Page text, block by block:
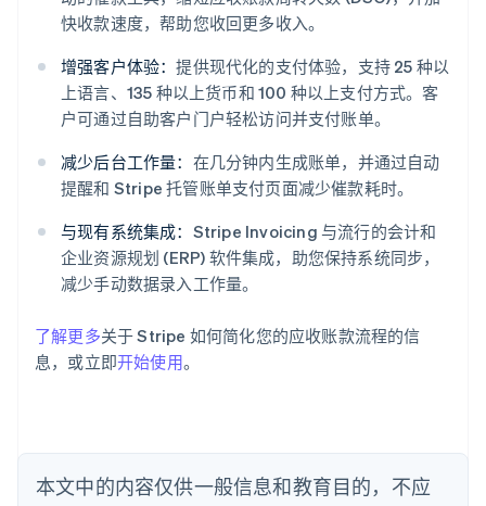
快收款速度，帮助您收回更多收入。
增强客户体验：提供现代化的支付体验，支持 25 种以
上语言、135 种以上货币和 100 种以上支付方式。客
户可通过自助客户门户轻松访问并支付账单。
减少后台工作量： 在几分钟内生成账单，并通过自动
提醒和 Stripe 托管账单支付页面减少催款耗时。
与现有系统集成： Stripe Invoicing 与流行的会计和
企业资源规划 (ERP) 软件集成，助您保持系统同步，
减少手动数据录入工作量。
了解更多关于 Stripe 如何简化您的应收账款流程的信
息，或立即开始使用。
本文中的内容仅供一般信息和教育目的，不应
阿联酋
English
爱尔兰
English
爱沙尼亚
English
奥地利
澳大利亚
English
巴西
保加利亚
English
比利时
丹麦
English
德国